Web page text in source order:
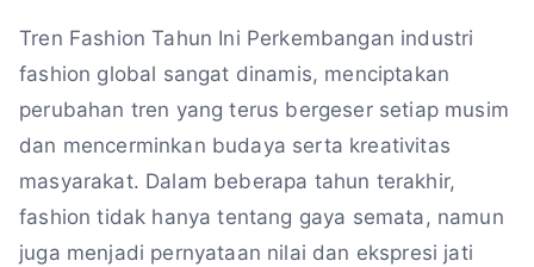
Tren Fashion Tahun Ini Perkembangan industri
fashion global sangat dinamis, menciptakan
perubahan tren yang terus bergeser setiap musim
dan mencerminkan budaya serta kreativitas
masyarakat. Dalam beberapa tahun terakhir,
fashion tidak hanya tentang gaya semata, namun
juga menjadi pernyataan nilai dan ekspresi jati